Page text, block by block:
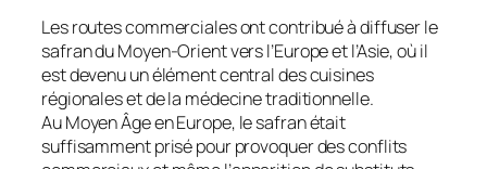
Les routes commerciales ont contribué à diffuser le
safran du Moyen-Orient vers l’Europe et l’Asie, où il
est devenu un élément central des cuisines
régionales et de la médecine traditionnelle.
Au Moyen Âge en Europe, le safran était
suffisamment prisé pour provoquer des conflits